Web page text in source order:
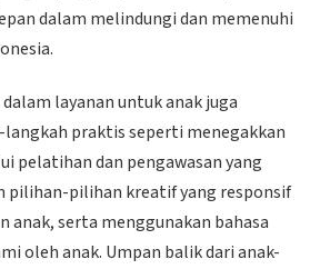
dalam melindungi dan memenuhi
layanan untuk anak juga
praktis seperti menegakkan
pelatihan dan pengawasan yang
pilihan-pilihan kreatif yang responsif
anak, serta menggunakan bahasa
oleh anak. Umpan balik dari anak-